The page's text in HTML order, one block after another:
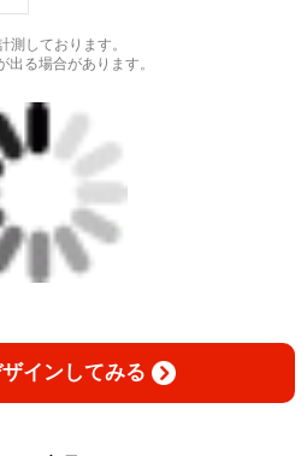
しております。
る場合があります。
インしてみる